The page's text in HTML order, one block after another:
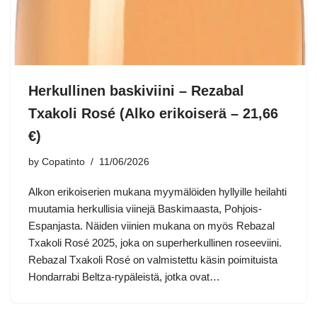
Herkullinen baskiviini – Rezabal
Txakoli Rosé (Alko erikoiserä – 21,66
€)
by Copatinto 11/06/2026
Alkon erikoiserien mukana myymälöiden hyllyille heilahti
muutamia herkullisia viinejä Baskimaasta, Pohjois-
Espanjasta. Näiden viinien mukana on myös Rebazal
Txakoli Rosé 2025, joka on superherkullinen roseeviini.
Rebazal Txakoli Rosé on valmistettu käsin poimituista
Hondarrabi Beltza-rypäleistä, jotka ovat…